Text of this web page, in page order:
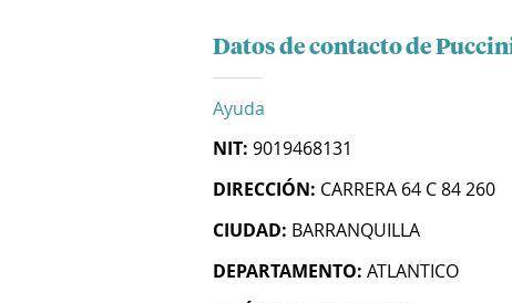
Datos de contacto de
Ayuda
NIT: 9019468131
DIRECCIÓN: CARRERA 64 C 84 260
CIUDAD: BARRANQUILLA
DEPARTAMENTO: ATLANTICO